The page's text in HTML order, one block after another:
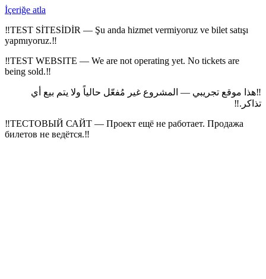
İçeriğe atla
‼TEST SİTESİDİR — Şu anda hizmet vermiyoruz ve bilet satışı
yapmıyoruz.‼
‼TEST WEBSITE — We are not operating yet. No tickets are
being sold.‼
‼هذا موقع تجريبي — المشروع غير مُفعّل حالياً ولا يتم بيع أي
تذاكر.‼
‼ТЕСТОВЫЙ САЙТ — Проект ещё не работает. Продажа
билетов не ведётся.‼